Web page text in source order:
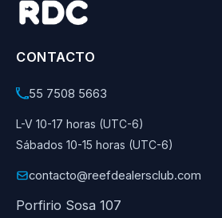
CONTACTO
55 7508 5663
L-V 10-17 horas (UTC-6)
Sábados 10-15 horas (UTC-6)
contacto@reefdealersclub.com
Porfirio Sosa 107